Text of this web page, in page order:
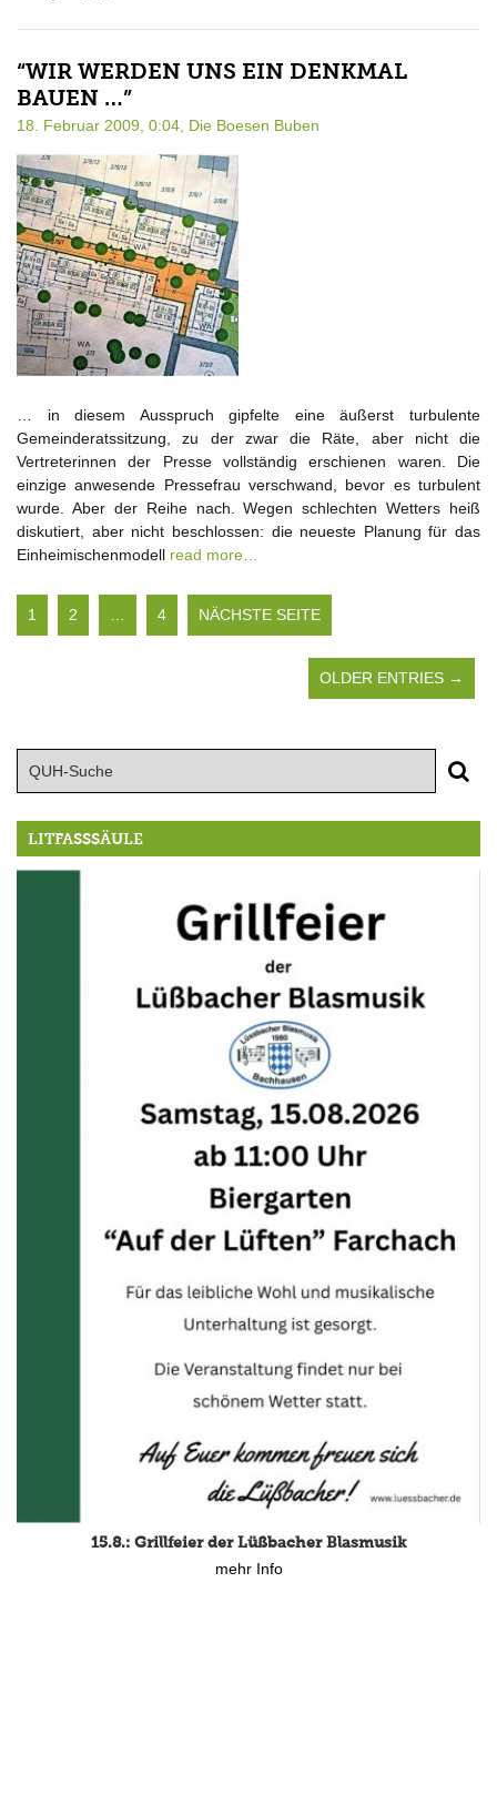
“WIR WERDEN UNS EIN DENKMAL
BAUEN …”
18. Februar 2009, 0:04, Die Boesen Buben
… in diesem Ausspruch gipfelte eine äußerst turbulente
Gemeinderatssitzung, zu der zwar die Räte, aber nicht die
Vertreterinnen der Presse vollständig erschienen waren. Die
einzige anwesende Pressefrau verschwand, bevor es turbulent
wurde. Aber der Reihe nach. Wegen schlechten Wetters heiß
diskutiert, aber nicht beschlossen: die neueste Planung für das
Einheimischenmodell read more…
1 2 … 4 NÄCHSTE SEITE
OLDER ENTRIES →
LITFASSSÄULE
15.8.: Grillfeier der Lüßbacher Blasmusik
mehr Info